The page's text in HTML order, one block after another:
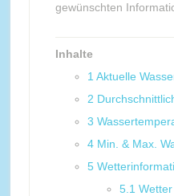
gewünschten
Inhalte
1 Aktuelle
2
3
4 Min. & Max.
5
5.1